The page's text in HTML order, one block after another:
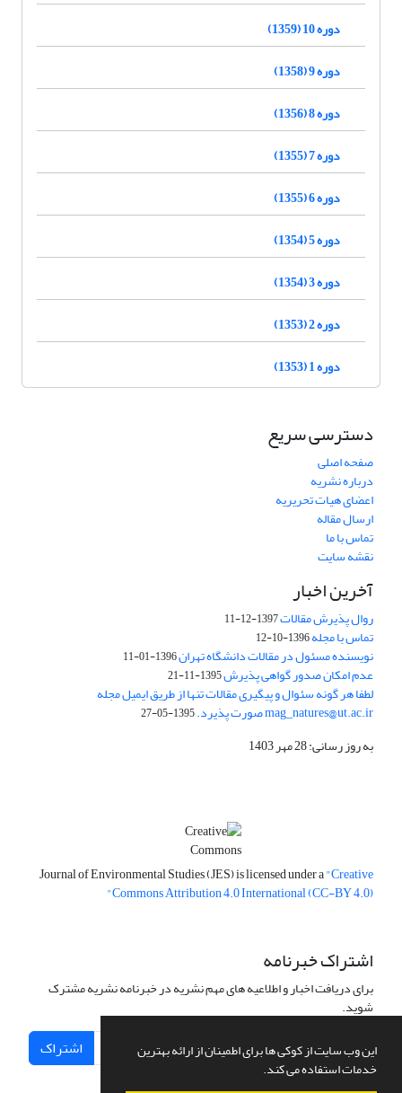
این وب سایت از کوکی ها برای اطمینان از ارائه بهترین
خدمات استفاده می کند.
دوره 10 (1359)
دوره 9 (1358)
دوره 8 (1356)
دوره 7 (1355)
دوره 6 (1355)
دوره 5 (1354)
دوره 3 (1354)
دوره 2 (1353)
دوره 1 (1353)
دسترسی سریع
صفحه اصلی
درباره نشریه
اعضای هیات تحریریه
ارسال مقاله
تماس با ما
نقشه سایت
آخرین اخبار
روال پذیرش مقالات1397-12-11
تماس با مجله1396-10-12
نویسنده مسئول در مقالات دانشگاه تهران1396-01-11
عدم امکان صدور گواهی پذیرش1395-11-21
لطفا هر گونه سئوال و پیگیری مقالات تنها از طریق ایمیل مجله
mag_natures@ut.ac.ir صورت پذیرد. 1395-05-27
به روز رسانی: 28 مهر 1403
Journal of Environmental Studies (JES) is licensed under a"Creative
Commons Attribution 4.0 International (CC-BY 4.0)"
اشتراک خبرنامه
برای دریافت اخبار و اطلاعیه های مهم نشریه در خبرنامه نشریه مشترک
شوید.
اشتراک